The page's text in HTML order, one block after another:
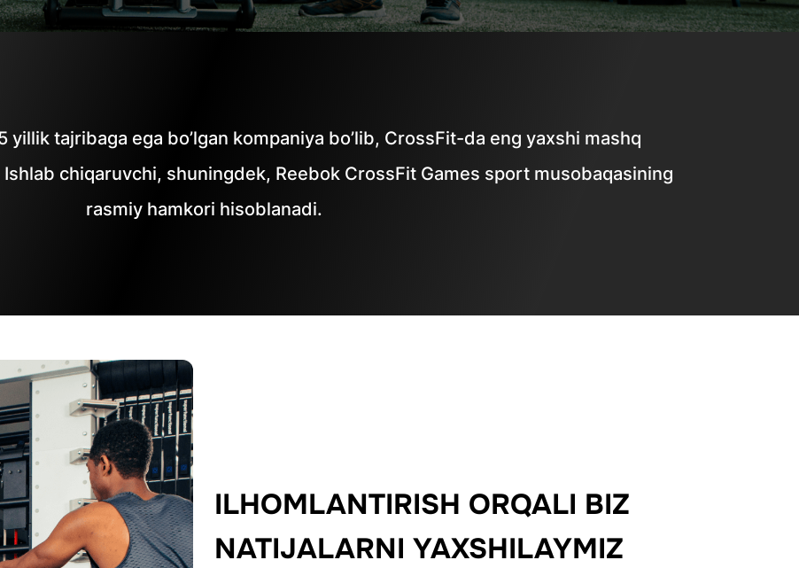
yillik tajribaga ega bo’lgan kompaniya bo’lib, CrossFit-da eng yaxshi mashq
chiqaruvchi, shuningdek, Reebok CrossFit Games sport musobaqasining
rasmiy hamkori hisoblanadi.
ILHOMLANTIRISH ORQALI BIZ
NATIJALARNI YAXSHILAYMIZ